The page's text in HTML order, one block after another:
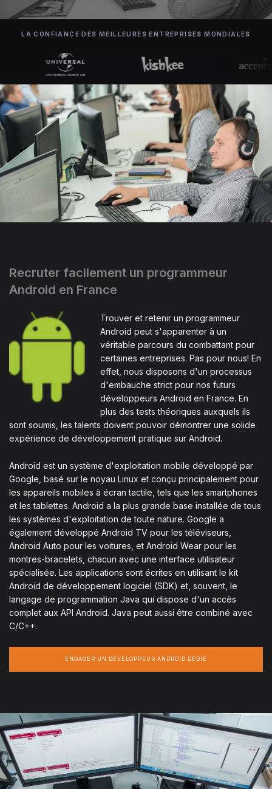
LA CONFIANCE DES MEILLEURES ENTREPRISES MONDIALES
Recruter facilement un programmeur
Android en France
Trouver et retenir un programmeur
Android peut s'apparenter à un
véritable parcours du combattant pour
certaines entreprises. Pas pour nous! En
effet, nous disposons d'un processus
d'embauche strict pour nos futurs
développeurs Android en France. En
plus des tests théoriques auxquels ils
sont soumis, les talents doivent pouvoir démontrer une solide
expérience de développement pratique sur Android.
Android est un système d'exploitation mobile développé par
Google, basé sur le noyau Linux et conçu principalement pour
les appareils mobiles à écran tactile, tels que les smartphones
et les tablettes. Android a la plus grande base installée de tous
les systèmes d'exploitation de toute nature. Google a
également développé Android TV pour les téléviseurs,
Android Auto pour les voitures, et Android Wear pour les
montres-bracelets, chacun avec une interface utilisateur
spécialisée. Les applications sont écrites en utilisant le kit
Android de développement logiciel (SDK) et, souvent, le
langage de programmation Java qui dispose d'un accès
complet aux API Android. Java peut aussi être combiné avec
C/C++.
ENGAGER UN DÉVELOPPEUR ANDROID DÉDIÉ